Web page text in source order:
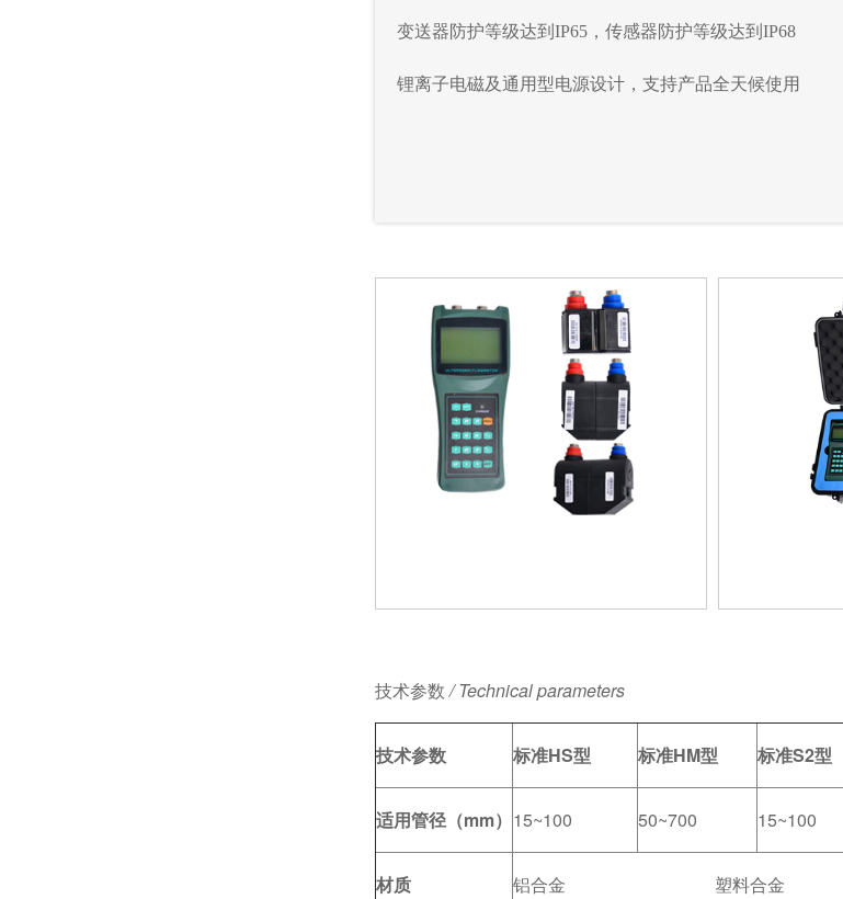
变送器防护等级达到 IP65 ，传感器防护等级达到 IP68
锂离子电磁及通用型电源设计，支持产品全天候使用
技术参数 / Technical parameters
技术参数 标准HS型 标准HM型 标准S2型
适用管径（mm） 15~100 50~700 15~100
材质 铝合金 塑料合金